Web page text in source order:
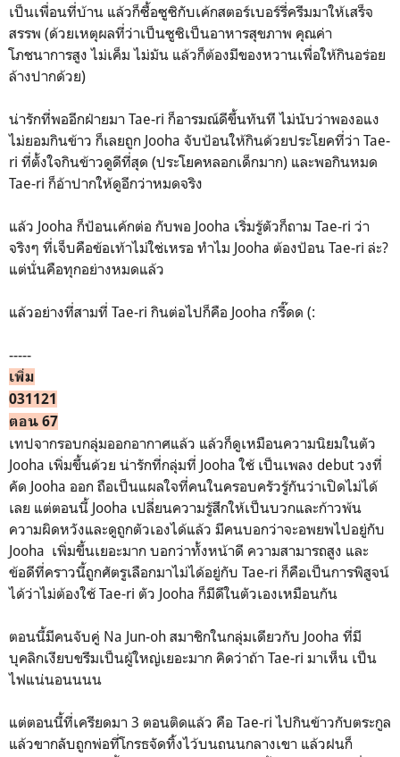
เป็นเพื่อนที่บ้าน แล้วก็ซื้อซูซิกับเค้กสตอร์เบอร์รี่ครีมมาให้เสร็จ
สรรพ (ด้วยเหตุผลที่ว่าเป็นซูซิเป็นอาหารสุขภาพ คุณค่า
โภชนาการสูง ไม่เค็ม ไม่มัน แล้วก็ต้องมีของหวานเพื่อให้กินอร่อย
ล้างปากด้วย)
น่ารักที่พออีกฝ่ายมา Tae-ri ก็อารมณ์ดีขึ้นทันที ไม่นับว่าพองอแง
ไม่ยอมกินข้าว ก็เลยถูก Jooha จับป้อนให้กินด้วยประโยคที่ว่า Tae-
ri ที่ตั้งใจกินข้าวดูดีที่สุด (ประโยคหลอกเด็กมาก) และพอกินหมด
Tae-ri ก็อ้าปากให้ดูอีกว่าหมดจริง
แล้ว Jooha ก็ป้อนเค้กต่อ กับพอ Jooha เริ่มรู้ตัวก็ถาม Tae-ri ว่า
จริงๆ ที่เจ็บคือข้อเท้าไม่ใช่เหรอ ทำไม Jooha ต้องป้อน Tae-ri ล่ะ?
แต่นั่นคือทุกอย่างหมดแล้ว
แล้วอย่างที่สามที่ Tae-ri กินต่อไปก็คือ Jooha กรี๊ดด (:
-----
เพิ่ม
031121
ตอน 67
เทปจากรอบกลุ่มออกอากาศแล้ว แล้วก็ดูเหมือนความนิยมในตัว
Jooha เพิ่มขึ้นด้วย น่ารักที่กลุ่มที่ Jooha ใช้ เป็นเพลง debut วงที่
คัด Jooha ออก ถือเป็นแผลใจที่คนในครอบครัวรู้กันว่าเปิดไม่ได้
เลย แต่ตอนนี้ Jooha เปลี่ยนความรู้สึกให้เป็นบวกและก้าวพ้น
ความผิดหวังและดูถูกตัวเองได้แล้ว มีคนบอกว่าจะอพยพไปอยู่กับ
Jooha เพิ่มขึ้นเยอะมาก บอกว่าทั้งหน้าดี ความสามารถสูง และ
ข้อดีที่คราวนี้ถูกศัตรูเลือกมาไม่ได้อยู่กับ Tae-ri ก็คือเป็นการพิสูจน์
ได้ว่าไม่ต้องใช้ Tae-ri ตัว Jooha ก็มีดีในตัวเองเหมือนกัน
ตอนนี้มีคนจับคู่ Na Jun-oh สมาชิกในกลุ่มเดียวกับ Jooha ที่มี
บุคลิกเงียบขรีมเป็นผู้ใหญ่เยอะมาก คิดว่าถ้า Tae-ri มาเห็น เป็น
ไฟแน่นอนนนน
แต่ตอนนี้ที่เครียดมา 3 ตอนติดแล้ว คือ Tae-ri ไปกินข้าวกับตระกูล
แล้วขากลับถูกพ่อที่โกรธจัดทิ้งไว้บนถนนกลางเขา แล้วฝนก็